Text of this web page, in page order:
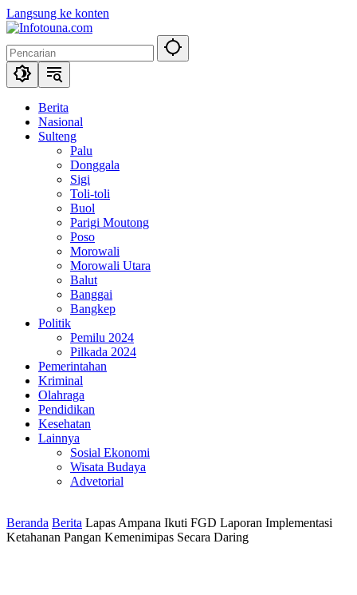
Langsung ke konten
Berita
Nasional
Sulteng
Palu
Donggala
Sigi
Toli-toli
Buol
Parigi Moutong
Poso
Morowali
Morowali Utara
Balut
Banggai
Bangkep
Politik
Pemilu 2024
Pilkada 2024
Pemerintahan
Kriminal
Olahraga
Pendidikan
Kesehatan
Lainnya
Sosial Ekonomi
Wisata Budaya
Advetorial
Beranda Berita Lapas Ampana Ikuti FGD Laporan Implementasi
Ketahanan Pangan Kemenimipas Secara Daring